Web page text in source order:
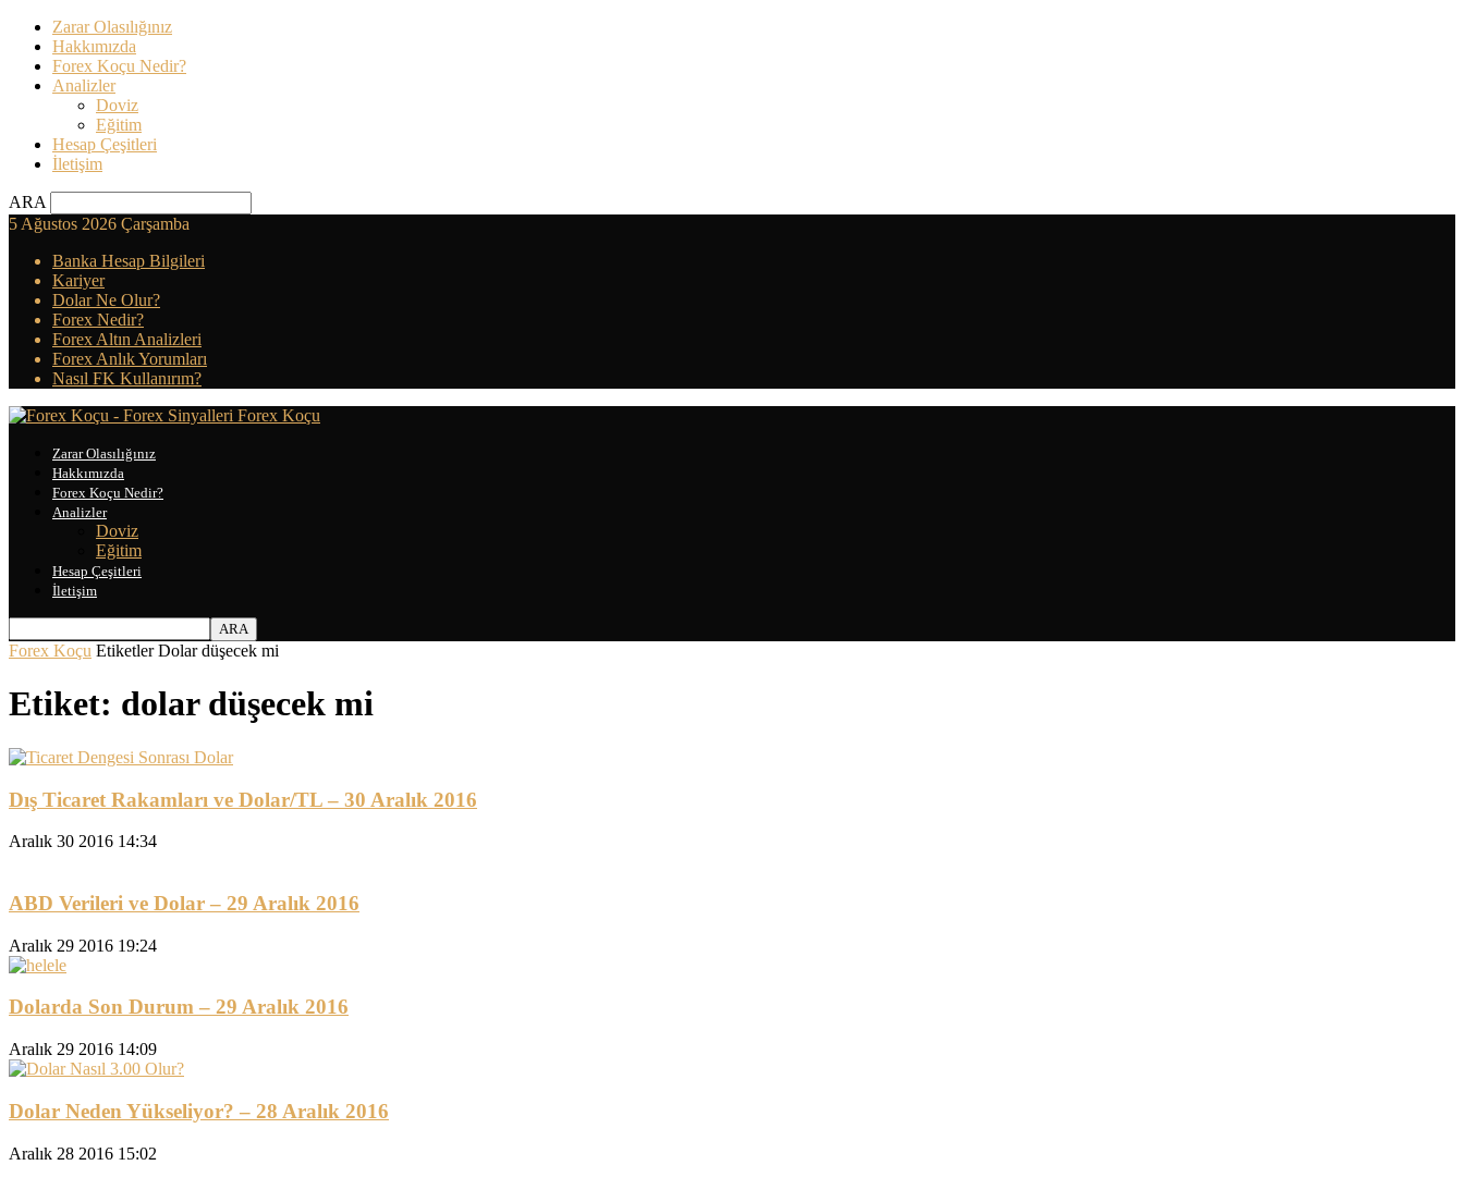
Zarar Olasılığınız
Hakkımızda
Forex Koçu Nedir?
Analizler
Doviz
Eğitim
Hesap Çeşitleri
İletişim
ARA
5 Ağustos 2026 Çarşamba
Banka Hesap Bilgileri
Kariyer
Dolar Ne Olur?
Forex Nedir?
Forex Altın Analizleri
Forex Anlık Yorumları
Nasıl FK Kullanırım?
Forex Koçu
Zarar Olasılığınız
Hakkımızda
Forex Koçu Nedir?
Analizler
Doviz
Eğitim
Hesap Çeşitleri
İletişim
Forex Koçu Etiketler Dolar düşecek mi
Etiket: dolar düşecek mi
Dış Ticaret Rakamları ve Dolar/TL – 30 Aralık 2016
Aralık 30 2016 14:34
ABD Verileri ve Dolar – 29 Aralık 2016
Aralık 29 2016 19:24
Dolarda Son Durum – 29 Aralık 2016
Aralık 29 2016 14:09
Dolar Neden Yükseliyor? – 28 Aralık 2016
Aralık 28 2016 15:02